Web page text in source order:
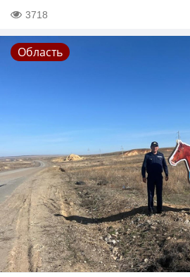
3718
Область